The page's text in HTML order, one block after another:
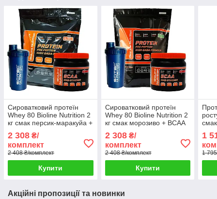
Сироватковий протеїн
Whey 80 Bioline Nutrition 2
кг смак персик-маракуйа +
BCAA HMB 0,5 кг + шейкер
2 308 ₴/
комплект
2 408 ₴/комплект
Купити
Сироватковий протеїн
Whey 80 Bioline Nutrition 2
кг смак морозиво + BCAA
HMB 0,5 кг + шейкер
2 308₴/
комплект
2 408 ₴/комплект
Купити
+
1
1
Акційні пропозиції та новинки